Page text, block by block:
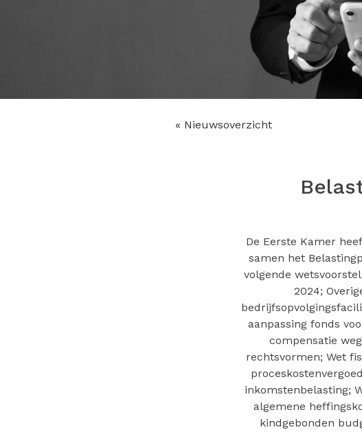
« Nieuwsoverzicht
De Eerste Kamer
samen het
volgende
2024;
aanpassing fonds
compensatie
rechtsvormen; Wet
inkomstenbelasting;
algemene
kindgebonden